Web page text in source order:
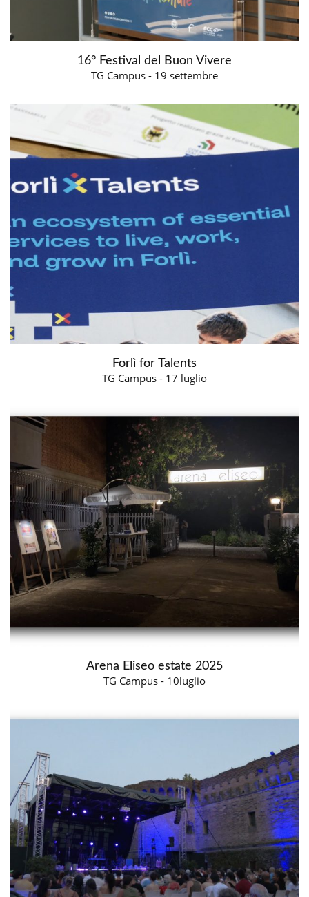
16° Festival del Buon Vivere
TG Campus - 19 settembre
Forlì for Talents
TG Campus - 17 luglio
Arena Eliseo estate 2025
TG Campus - 10luglio